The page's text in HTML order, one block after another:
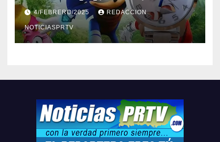
Barceloneta y Humacao,
Relojes gratis para el que
compre ahora….
4/FEBRERO/2025 REDACCION
NOTICIASPRTV